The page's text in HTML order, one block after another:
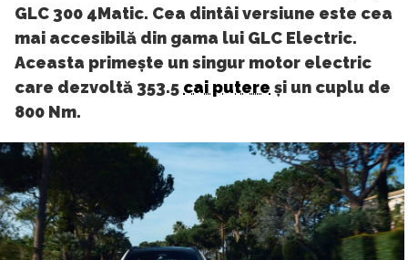
GLC 300 4Matic. Cea dintâi versiune este cea
mai accesibilă din gama lui GLC Electric.
Aceasta primește un singur motor electric
care dezvoltă 353.5 cai putere și un cuplu de
800 Nm.